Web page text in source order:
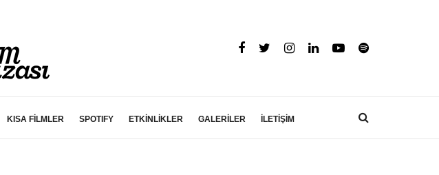
KISA FİLMLER SPOTIFY ETKİNLİKLER GALERİLER İLETİŞİM